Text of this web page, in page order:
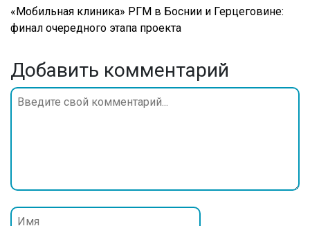
«Мобильная клиника» РГМ в Боснии и Герцеговине:
финал очередного этапа проекта
Добавить комментарий